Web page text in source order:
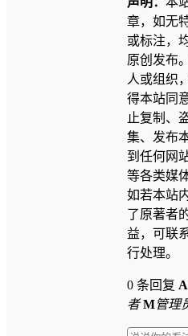
章，如无
或标注，
原创发布
人或组织
得本站同
止复制、
集、发布
到任何网
等各类媒
如若本站
了原著者
益，可联
行处理。
0 条回复 A
者 M管理